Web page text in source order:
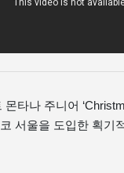
몬타나 주니어
서울을 도입한 획기